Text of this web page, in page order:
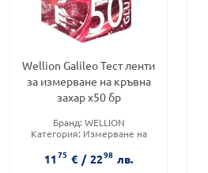
Wellion Galileo Тест ленти
за измерване на кръвна
захар х50 бр
Бранд: WELLION
Категория: Измерване на
Форма на продукта:ленти
1175 € / 2298 лв.